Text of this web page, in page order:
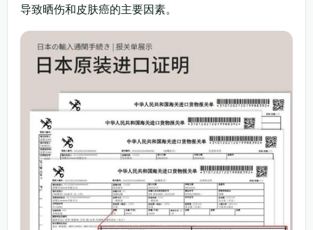
导致晒伤和皮肤癌的主要因素。